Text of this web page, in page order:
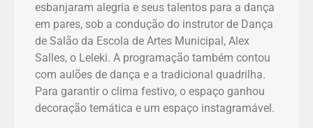
esbanjaram alegria e seus talentos para a dança
em pares, sob a condução do instrutor de Dança
de Salão da Escola de Artes Municipal, Alex
Salles, o Leleki. A programação também contou
com aulões de dança e a tradicional quadrilha.
Para garantir o clima festivo, o espaço ganhou
decoração temática e um espaço instagramável.